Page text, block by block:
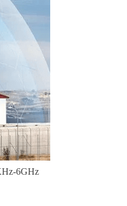
6GHz